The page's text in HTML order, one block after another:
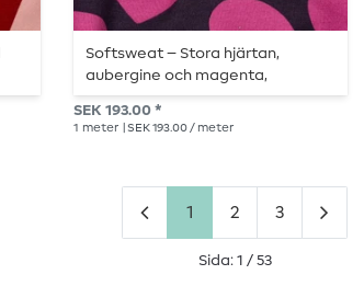
Softsweat – Stora hjärtan,
aubergine och magenta,
uppruggad
SEK 193.00 *
1 meter | SEK 193.00 / meter
1 2 3
Sida: 1 / 53